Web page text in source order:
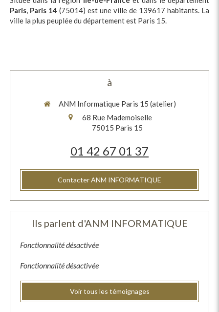
Paris, Paris 14 (75014) est une ville de 139617 habitants. La
ville la plus peuplée du département est Paris 15.
à
ANM Informatique Paris 15 (atelier)
68 Rue Mademoiselle
75015 Paris 15
01 42 67 01 37
Contacter ANM INFORMATIQUE
Ils parlent d'ANM INFORMATIQUE
Fonctionnalité désactivée
Fonctionnalité désactivée
Voir tous les témoignages